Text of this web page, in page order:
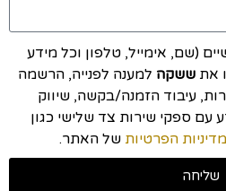
(שם, אימייל, טלפון וכל מידע
את ששקה למענה לפנייה, הרשמה
עיבוד הזמנה/בקשה, שיווק
עם ספקי שירות צד שלישי כגון
מדיניות הפרטיות של האתר.
שליחה